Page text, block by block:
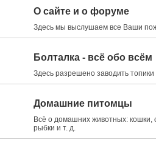
О сайте и о форуме
Здесь мы выслушаем все Ваши
Болталка - всё обо всём
Здесь разрешено заводить
Домашние питомцы
Всё о домашних животных: кошки,
рыбки и т. д.